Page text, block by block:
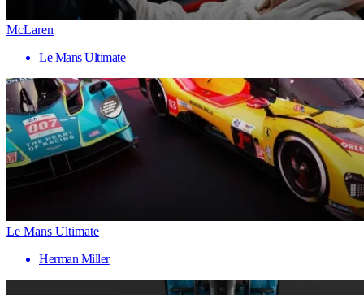
McLaren
Le Mans Ultimate
Le Mans Ultimate
Herman Miller